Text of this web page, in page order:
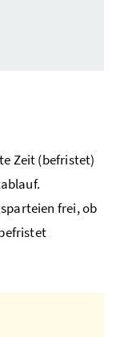
Zeit (befristet)
frei, ob